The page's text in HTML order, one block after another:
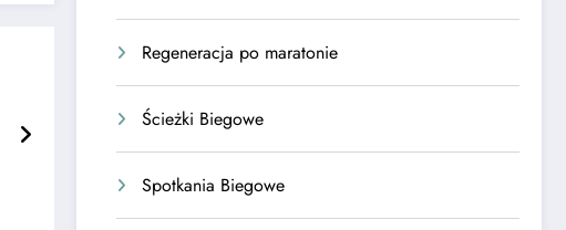
Regeneracja po maratonie
Ścieżki Biegowe
Spotkania Biegowe